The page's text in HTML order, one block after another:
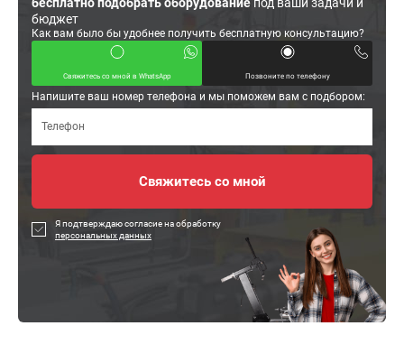
бюджет
Как вам было бы удобнее получить бесплатную консультацию?
Свяжитесь со мной в WhatsApp Позвоните по телефону
Напишите ваш номер телефона и мы поможем вам с подбором:
Я подтверждаю согласие на обработку
персональных данных